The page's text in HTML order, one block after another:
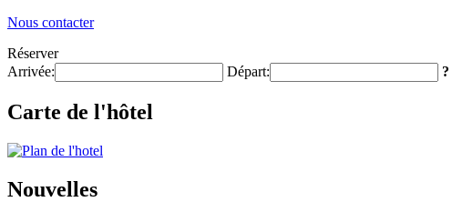
Nous contacter
Réserver
Arrivée:
Départ: ?
Carte de l'hôtel
Nouvelles